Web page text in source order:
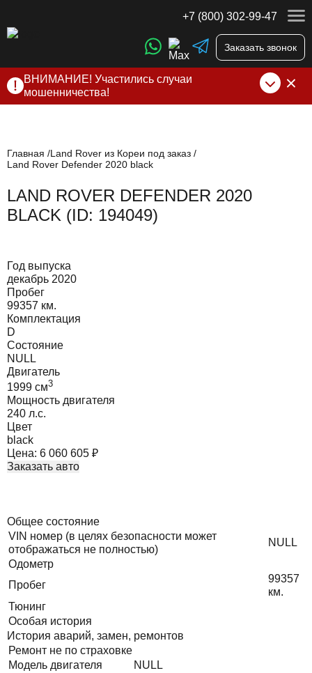
+7 (800) 302-99-47
Заказать звонок
ВНИМАНИЕ! Участились случаи
мошенничества!
нами по официальнымконтактам, указанным в соц сетях
и на сайте
Главная
Land Rover из Кореи под заказ
Land Rover Defender 2020 black
LAND ROVER DEFENDER 2020
BLACK (ID: 194049)
Год выпуска
декабрь 2020
Пробег
99357 км.
Комплектация
D
Состояние
NULL
Двигатель
1999 cм3
Мощность двигателя
240 л.с.
Цвет
black
Цена: 6 060 605 ₽
Заказать авто
Общее состояние
VIN номер (в целях безопасности может
отображаться не полностью)
NULL
Одометр
Пробег
99357
км.
Тюнинг
Особая история
История аварий, замен, ремонтов
Ремонт не по страховке
Модель двигателя
NULL